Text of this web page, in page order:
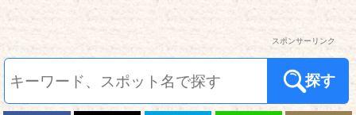
スポンサーリンク
探す